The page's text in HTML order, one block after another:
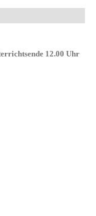
12.00 Uhr